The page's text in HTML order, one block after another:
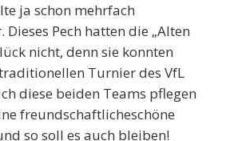
ja schon mehrfach
Dieses Pech hatten die „Alten
nicht, denn sie konnten
Turnier des VfL
diese beiden Teams pflegen
freundschaftlicheschöne
so soll es auch bleiben!